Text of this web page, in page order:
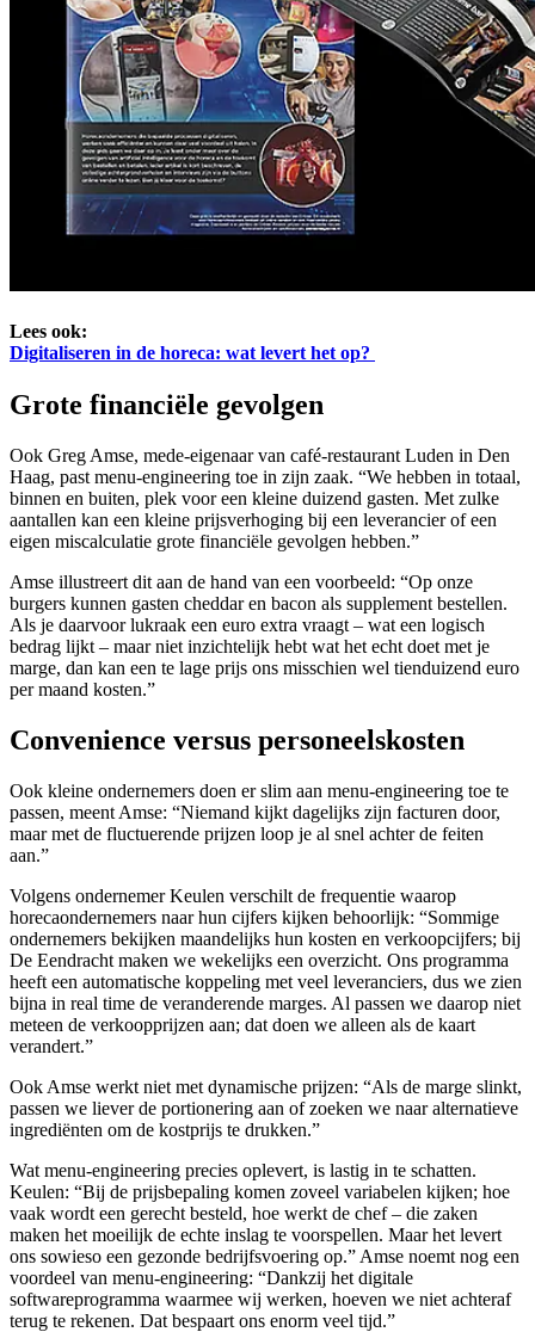
Lees ook:
Digitaliseren in de horeca: wat levert het op?
Grote financiële gevolgen
Ook Greg Amse, mede-eigenaar van café-restaurant Luden in Den
Haag, past menu-engineering toe in zijn zaak. “We hebben in totaal,
binnen en buiten, plek voor een kleine duizend gasten. Met zulke
aantallen kan een kleine prijsverhoging bij een leverancier of een
eigen miscalculatie grote financiële gevolgen hebben.”
Amse illustreert dit aan de hand van een voorbeeld: “Op onze
burgers kunnen gasten cheddar en bacon als supplement bestellen.
Als je daarvoor lukraak een euro extra vraagt – wat een logisch
bedrag lijkt – maar niet inzichtelijk hebt wat het echt doet met je
marge, dan kan een te lage prijs ons misschien wel tienduizend euro
per maand kosten.”
Convenience versus personeelskosten
Ook kleine ondernemers doen er slim aan menu-engineering toe te
passen, meent Amse: “Niemand kijkt dagelijks zijn facturen door,
maar met de fluctuerende prijzen loop je al snel achter de feiten
aan.”
Volgens ondernemer Keulen verschilt de frequentie waarop
horecaondernemers naar hun cijfers kijken behoorlijk: “Sommige
ondernemers bekijken maandelijks hun kosten en verkoopcijfers; bij
De Eendracht maken we wekelijks een overzicht. Ons programma
heeft een automatische koppeling met veel leveranciers, dus we zien
bijna in real time de veranderende marges. Al passen we daarop niet
meteen de verkoopprijzen aan; dat doen we alleen als de kaart
verandert.”
Ook Amse werkt niet met dynamische prijzen: “Als de marge slinkt,
passen we liever de portionering aan of zoeken we naar alternatieve
ingrediënten om de kostprijs te drukken.”
Wat menu-engineering precies oplevert, is lastig in te schatten.
Keulen: “Bij de prijsbepaling komen zoveel variabelen kijken; hoe
vaak wordt een gerecht besteld, hoe werkt de chef – die zaken
maken het moeilijk de echte inslag te voorspellen. Maar het levert
ons sowieso een gezonde bedrijfsvoering op.” Amse noemt nog een
voordeel van menu-engineering: “Dankzij het digitale
softwareprogramma waarmee wij werken, hoeven we niet achteraf
terug te rekenen. Dat bespaart ons enorm veel tijd.”